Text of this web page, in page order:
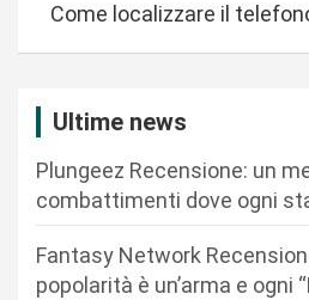
Come localizzare il
Ultime news
Plungeez Recensione: un
combattimenti dove ogni
Fantasy Network
popolarità è un’arma e ogni